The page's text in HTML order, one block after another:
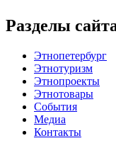
Разделы
Этнопетербург
Этнотуризм
Этнопроекты
Этнотовары
События
Медиа
Контакты